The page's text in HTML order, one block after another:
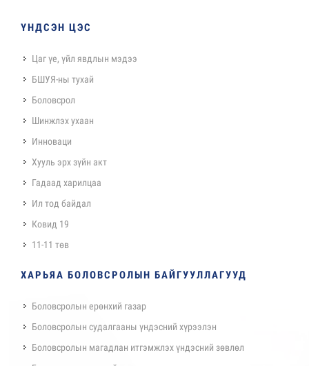
ҮНДСЭН ЦЭС
Цаг үе, үйл явдлын мэдээ
БШУЯ-ны тухай
Боловсрол
Шинжлэх ухаан
Инноваци
Хууль эрх зүйн акт
Гадаад харилцаа
Ил тод байдал
Ковид 19
11-11 төв
ХАРЬЯА БОЛОВСРОЛЫН БАЙГУУЛЛАГУУД
Боловсролын ерөнхий газар
Боловсролын судалгааны үндэсний хүрээлэн
Боловсролын магадлан итгэмжлэх үндэсний зөвлөл